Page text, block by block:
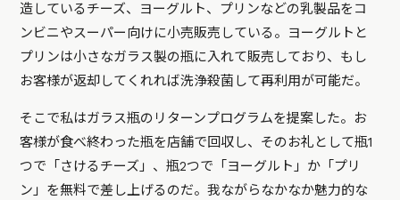
造しているチーズ、ヨーグルト、プリンなどの乳製品をコ
ンビニやスーパー向けに小売販売している。ヨーグルトと
プリンは小さなガラス製の瓶に入れて販売しており、もし
お客様が返却してくれれば洗浄殺菌して再利用が可能だ。
そこで私はガラス瓶のリターンプログラムを提案した。お
客様が食べ終わった瓶を店舗で回収し、そのお礼として瓶1
つで「さけるチーズ」、瓶2つで「ヨーグルト」か「プリ
ン」を無料で差し上げるのだ。我ながらなかなか魅力的な